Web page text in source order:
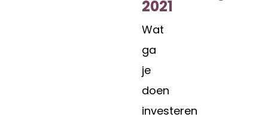
2021
Wat
ga
je
doen
investeren